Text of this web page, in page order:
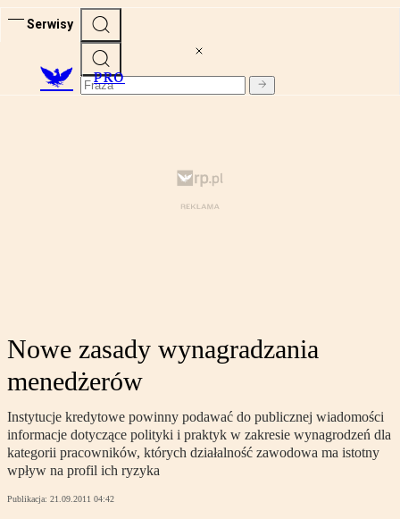
Serwisy
PRO
Nowe zasady wynagradzania
menedżerów
Instytucje kredytowe powinny podawać do publicznej wiadomości
informacje dotyczące polityki i praktyk w zakresie wynagrodzeń dla
kategorii pracowników, których działalność zawodowa ma istotny
wpływ na profil ich ryzyka
Publikacja: 21.09.2011 04:42